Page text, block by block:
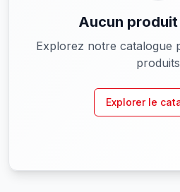
Aucun produit
Explorez notre catalogue
produits
Explorer le